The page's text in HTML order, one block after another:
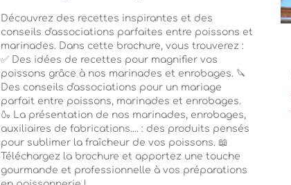
Découvrez des recettes inspirantes et des
conseils d'associations parfaites entre poissons et
marinades. Dans cette brochure, vous trouverez :
✅ Des idées de recettes pour magnifier vos
poissons grâce à nos marinades et enrobages. 🔪
Des conseils d'associations pour un mariage
parfait entre poissons, marinades et enrobages.
🍶 La présentation de nos marinades, enrobages,
auxiliaires de fabrications.... : des produits pensés
pour sublimer la fraîcheur de vos poissons. 📖
Téléchargez la brochure et apportez une touche
gourmande et professionnelle à vos préparations